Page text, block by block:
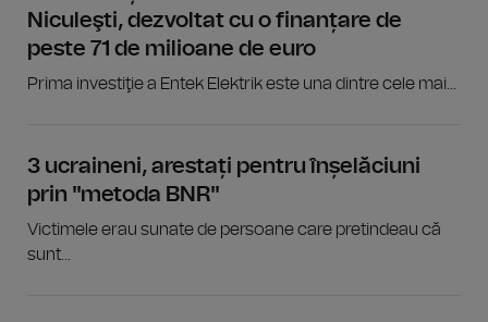
Niculeşti, dezvoltat cu o finanțare de
peste 71 de milioane de euro
Prima investiţie a Entek Elektrik este una dintre cele mai...
3 ucraineni, arestați pentru înșelăciuni
prin "metoda BNR"
Victimele erau sunate de persoane care pretindeau că
sunt...